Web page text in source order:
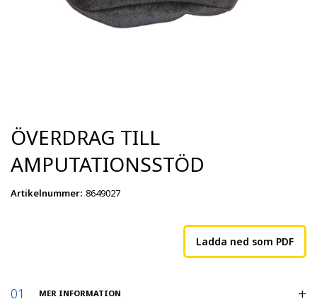
ÖVERDRAG TILL
AMPUTATIONSSTÖD
Artikelnummer: 8649027
Ladda ned som PDF
MER INFORMATION